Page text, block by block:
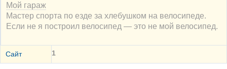
Мой гараж
Мастер спорта по езде за хлебушком на велосипеде.
Если не я построил велосипед — это не мой велосипед.
Сайт 1